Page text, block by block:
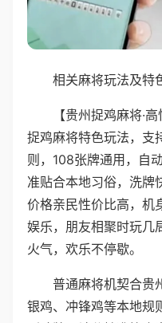
相关麻将玩法及特
【贵州捉鸡麻将·
捉鸡麻将特色玩法，支
则，108张牌通用，自
准贴合本地习俗，洗牌
价格亲民性价比高，机
娱乐，朋友相聚时玩几
火气，欢乐不停歇。
普通麻将机契合贵
银鸡、冲锋鸡等本地规